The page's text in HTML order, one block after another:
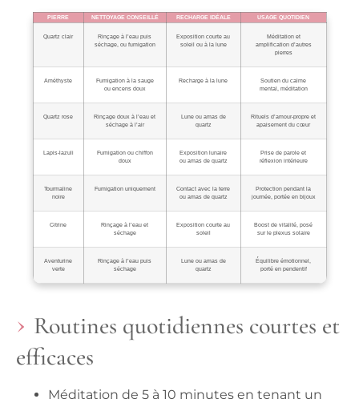
PIERRE NETTOYAGE CONSEILLÉ RECHARGE IDÉALE USAGE QUOTIDIEN
Quartz clair
Rinçage à l’eau puis
séchage, ou fumigation
Exposition courte au
soleil ou à la lune
Méditation et
amplification d’autres
pierres
Améthyste
Fumigation à la sauge
ou encens doux
Recharge à la lune
Soutien du calme
mental, méditation
Quartz rose
Rinçage doux à l’eau et
séchage à l’air
Lune ou amas de
quartz
Rituels d’amour-propre et
apaisement du cœur
Lapis‑lazuli
Fumigation ou chiffon
doux
Exposition lunaire
ou amas de quartz
Prise de parole et
réflexion intérieure
Tourmaline
noire
Fumigation uniquement
Contact avec la terre
ou amas de quartz
Protection pendant la
journée, portée en bijoux
Citrine
Rinçage à l’eau et
séchage
Exposition courte au
soleil
Boost de vitalité, posé
sur le plexus solaire
Aventurine
verte
Rinçage à l’eau puis
séchage
Lune ou amas de
quartz
Équilibre émotionnel,
porté en pendentif
Routines quotidiennes courtes et
efficaces
Méditation de 5 à 10 minutes en tenant un